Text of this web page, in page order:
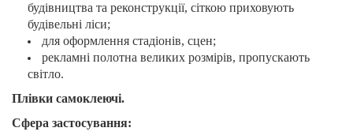
будівництва та реконструкції, сіткою приховують
будівельні ліси;
для оформлення стадіонів, сцен;
рекламні полотна великих розмірів, пропускають
світло.
Плівки самоклеючі.
Сфера застосування: